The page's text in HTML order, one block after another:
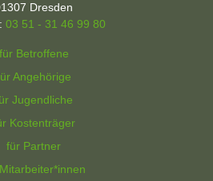
Dresden
03 51 - 31 46 99 80
für Betroffene
Angehörige
Jugendliche
Kostenträger
für Partner